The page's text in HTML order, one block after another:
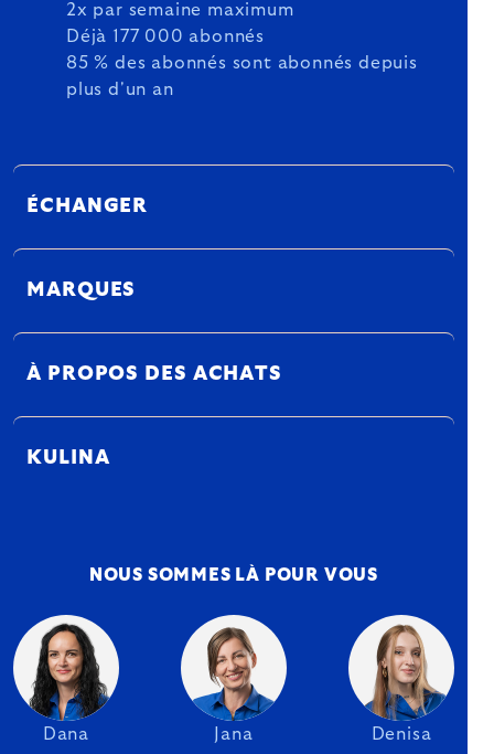
2x par semaine maximum
Déjà 177 000 abonnés
85 % des abonnés sont abonnés depuis
plus d'un an
ÉCHANGER
MARQUES
À PROPOS DES ACHATS
KULINA
NOUS SOMMES LÀ POUR VOUS
Dana Jana Denisa